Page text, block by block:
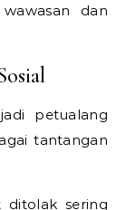
dan
petualang
tantangan
ditolak sering